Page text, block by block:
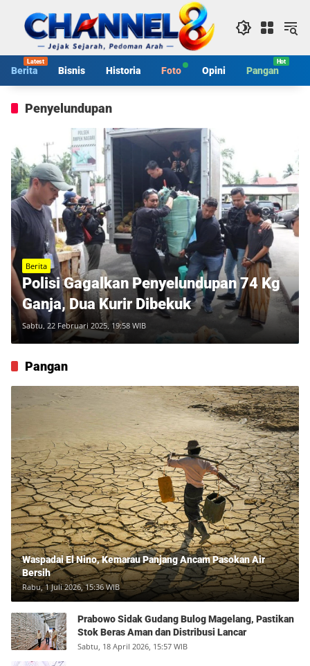
konten
Berita Bisnis Historia Foto Opini Pangan
Penyelundupan
Berita
Polisi Gagalkan Penyelundupan 74 Kg
Ganja, Dua Kurir Dibekuk
Sabtu, 22 Februari 2025, 19:58 WIB
Pangan
Waspadai El Nino, Kemarau Panjang Ancam Pasokan Air
Bersih
Rabu, 1 Juli 2026, 15:36 WIB
Prabowo Sidak Gudang Bulog Magelang, Pastikan
Stok Beras Aman dan Distribusi Lancar
Sabtu, 18 April 2026, 15:57 WIB